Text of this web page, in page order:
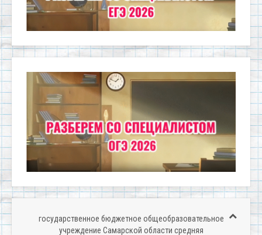
государственное бюджетное общеобразовательное
учреждение Самарской области средняя